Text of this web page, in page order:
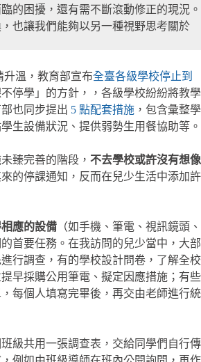
的困擾，還有需不斷滾動修正的現況。
也讓我們能夠以另一種視野思考關於
升溫，教育部宣布全臺各級學校停止到
不停學」的方針，，各級學校紛紛將教學
也同步提出 5 點配套措施 ，包含彙整學
生設備狀況、提供弱勢生用餐協助等。
臻完善的階段， 不去學校或許沒有想像
來的停課通知，反而在兒少生活中添加許
應的設備 （如手機、筆電、視訊鏡頭、
首要任務。在我訪問的兒少當中，大部
行調查，有的學校設計問卷，了解全校
早採購公用筆電、擬定因應措施；有些
每個人填寫完畢後，再交由老師進行統
級共用一張調查表，交給同學們自行傳